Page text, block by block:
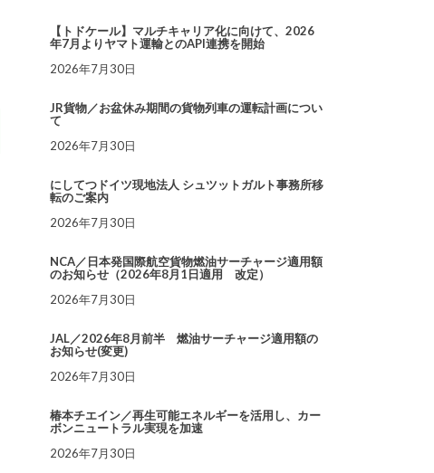
【トドケール】マルチキャリア化に向けて、2026
年7月よりヤマト運輸とのAPI連携を開始
2026年7月30日
JR貨物／お盆休み期間の貨物列車の運転計画につい
て
2026年7月30日
にしてつドイツ現地法人 シュツットガルト事務所移
転のご案内
2026年7月30日
NCA／日本発国際航空貨物燃油サーチャージ適用額
のお知らせ（2026年8月1日適用 改定）
2026年7月30日
JAL／2026年8月前半 燃油サーチャージ適用額の
お知らせ(変更)
2026年7月30日
椿本チエイン／再生可能エネルギーを活用し、カー
ボンニュートラル実現を加速
2026年7月30日